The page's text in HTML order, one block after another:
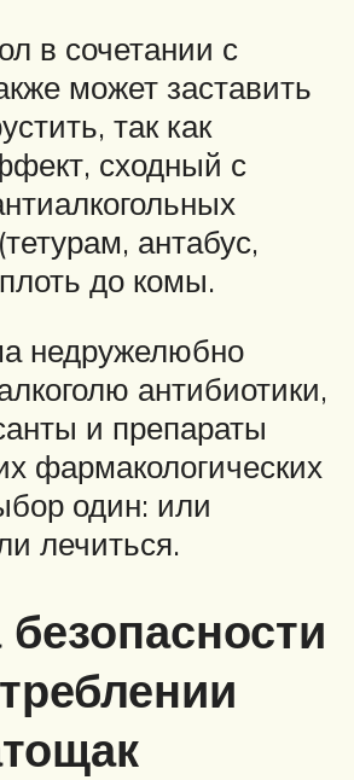
в сочетании с
может заставить
так как
сходный с
антабус,
до комы.
недружелюбно
антибиотики,
и препараты
фармакологических
один: или
лечиться.